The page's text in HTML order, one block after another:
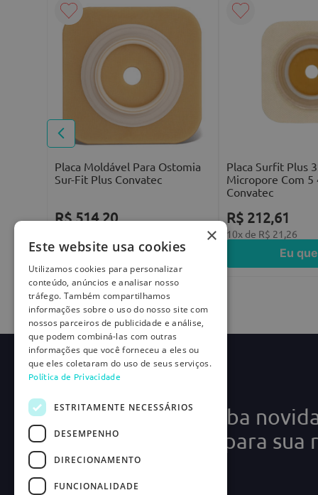
Escreva uma avaliação
ENVIAR AVALIAÇÃO
Placa Moldável Para Ostomia
Sur-Fit Plus Convatec
R$ 514,20
10x deR$51 ,42
Eu quero
Placa Surfit Plus
Micropore Com 5
Convatec
R$ 212 ,61
21,26
Eu
Cadastre-se e receba
ofertas exclusivas para sua
médica!
×
Este website usa cookies
Utilizamos cookies para personalizar
conteúdo, anúncios e analisar nosso
tráfego. Também compartilhamos
informações sobre o uso do nosso site com
nossos parceiros de publicidade e análise,
que podem combiná-las com outras
informações que você forneceu a eles ou
que eles coletaram do uso de seus serviços.
Política de Privacidade
ESTRITAMENTE NECESSÁRIOS
DESEMPENHO
DIRECIONAMENTO
FUNCIONALIDADE